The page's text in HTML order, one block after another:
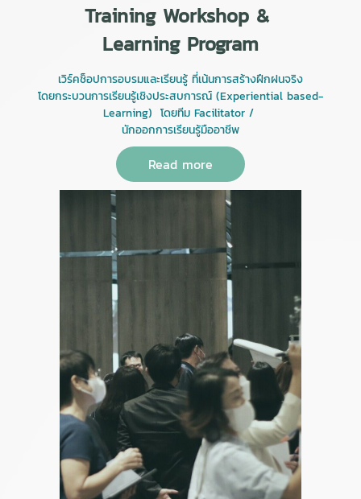
Training Workshop &
Learning Program
เวิร์คช็อปการอบรมและเรียนรู้ ที่เน้นการสร้างฝึกฝนจริง
โดยกระบวนการเรียนรู้เชิงประสบการณ์ (Experiential based-
Learning) โดยทีม Facilitator /
นักออกการเรียนรู้มืออาชีพ
Read more